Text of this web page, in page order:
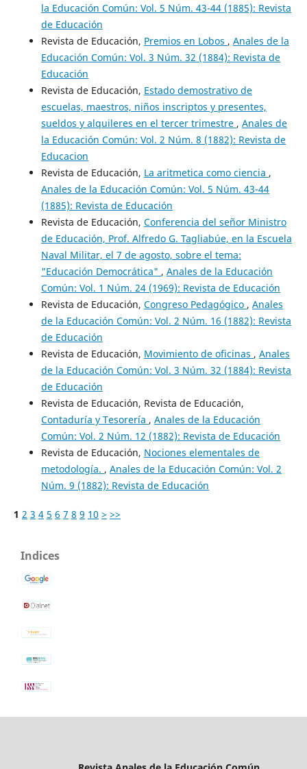
la Educación Común: Vol. 5 Núm. 43-44 (1885): Revista
de Educación
Revista de Educación, Premios en Lobos , Anales de la
Educación Común: Vol. 3 Núm. 32 (1884): Revista de
Educación
Revista de Educación, Estado demostrativo de
escuelas, maestros, niños inscriptos y presentes,
sueldos y alquileres en el tercer trimestre , Anales de
la Educación Común: Vol. 2 Núm. 8 (1882): Revista de
Educacion
Revista de Educación, La aritmetica como ciencia ,
Anales de la Educación Común: Vol. 5 Núm. 43-44
(1885): Revista de Educación
Revista de Educación, Conferencia del señor Ministro
de Educación, Prof. Alfredo G. Tagliabúe, en la Escuela
Naval Militar, el 7 de agosto, sobre el tema:
"Educación Democrática" , Anales de la Educación
Común: Vol. 1 Núm. 24 (1969): Revista de Educación
Revista de Educación, Congreso Pedagógico , Anales
de la Educación Común: Vol. 2 Núm. 16 (1882): Revista
de Educación
Revista de Educación, Movimiento de oficinas , Anales
de la Educación Común: Vol. 3 Núm. 32 (1884): Revista
de Educación
Revista de Educación, Revista de Educación,
Contaduría y Tesorería , Anales de la Educación
Común: Vol. 2 Núm. 12 (1882): Revista de Educación
Revista de Educación, Nociones elementales de
metodología. , Anales de la Educación Común: Vol. 2
Núm. 9 (1882): Revista de Educación
1 2 3 4 5 6 7 8 9 10 > >>
Indices